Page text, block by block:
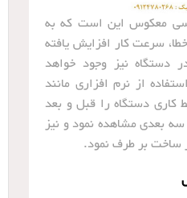
معکوس این است که به
سرعت کار افزایش یافته
دستگاه نیز وجود خواهد
از نرم افزاری مانند
کاری دستگاه را قبل و بعد
سه بعدی مشاهده نمود و نیز
ساخت بر طرف نمود.